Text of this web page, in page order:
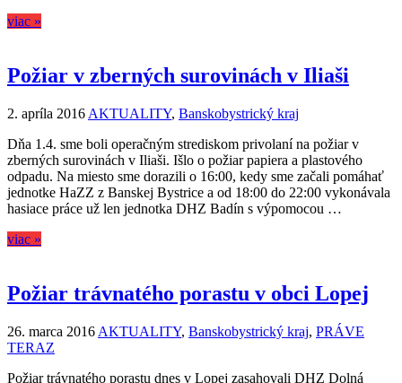
viac »
Požiar v zberných surovinách v Iliaši
2. apríla 2016 AKTUALITY, Banskobystrický kraj
Dňa 1.4. sme boli operačným strediskom privolaní na požiar v
zberných surovinách v Iliaši. Išlo o požiar papiera a plastového
odpadu. Na miesto sme dorazili o 16:00, kedy sme začali pomáhať
jednotke HaZZ z Banskej Bystrice a od 18:00 do 22:00 vykonávala
hasiace práce už len jednotka DHZ Badín s výpomocou …
viac »
Požiar trávnatého porastu v obci Lopej
26. marca 2016 AKTUALITY, Banskobystrický kraj, PRÁVE
TERAZ
Požiar trávnatého porastu dnes v Lopej zasahovali DHZ Dolná